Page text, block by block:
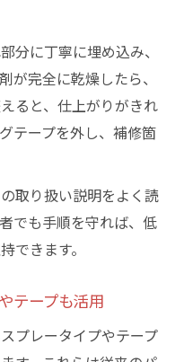
分に丁寧に埋め込み、
が完全に乾燥したら、
ると、仕上がりがきれ
テープを外し、補修箇
取り扱い説明をよく読
でも手順を守れば、低
できます。
テープも活用
プレータイプやテープ